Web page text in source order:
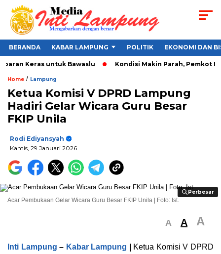
BERANDA KABAR LAMPUNG POLITIK EKONOMI DAN
Keras untuk Bawaslu Kondisi Makin Parah, Pemkot
Home / Lampung
Ketua Komisi V DPRD Lampung
Hadiri Gelar Wicara Guru Besar
FKIP Unila
Rodi Ediyansyah
Kamis, 29 Januari 2026
Perbesar
Perbesar
Acar Pembukaan Gelar Wicara Guru Besar FKIP Unila | Foto: Ist.
A A A
Inti Lampung – Kabar Lampung
Ketua Komisi V DPRD